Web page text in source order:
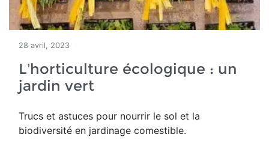
28 avril, 2023
L’horticulture écologique : un
jardin vert
Trucs et astuces pour nourrir le sol et la
biodiversité en jardinage comestible.